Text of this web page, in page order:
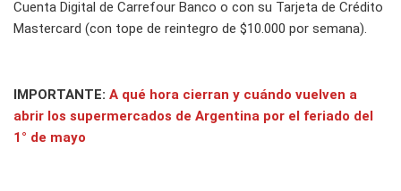
Cuenta Digital de Carrefour Banco o con su Tarjeta de Crédito
Mastercard (con tope de reintegro de $10.000 por semana).
IMPORTANTE: A qué hora cierran y cuándo vuelven a
abrir los supermercados de Argentina por el feriado del
1° de mayo